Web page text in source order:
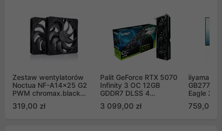
Zestaw wentylatorów
Noctua NF-A14x25 G2
PWM chromax.black
Push Pull (2szt)
319,00 zł
Palit GeForce RTX 5070
Infinity 3 OC 12GB
GDDR7 DLSS 4
GB2050S)
3 099,00 zł
iiyama G-
Eagle 27"
759,00 zł